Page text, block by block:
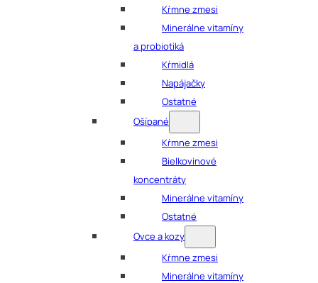
Kŕmne zmesi
Minerálne vitamíny
a probiotiká
Kŕmidlá
Napájačky
Ostatné
Ošípané
Kŕmne zmesi
Bielkovinové
koncentráty
Minerálne vitamíny
Ostatné
Ovce a kozy
Kŕmne zmesi
Minerálne vitamíny